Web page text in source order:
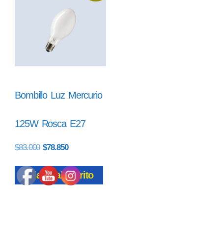
Bombillo Luz Mercurio
125W Rosca E27
$83.000 $78.850
Añadir al carrito